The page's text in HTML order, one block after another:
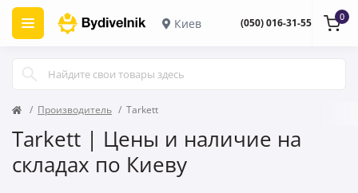
Киев (050) 016-31-55 0
Производитель Tarkett
Tarkett | Цены и наличие на
складах по Киеву